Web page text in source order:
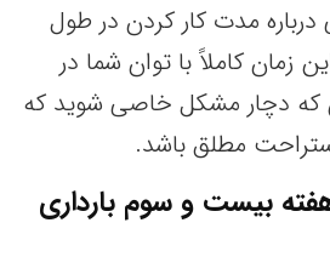
مدت کار کردن در طول
زمان کاملاً با توان شما در
که دچار مشکل خاصی شوید که
مطلق باشد.
بیست و سوم بارداری